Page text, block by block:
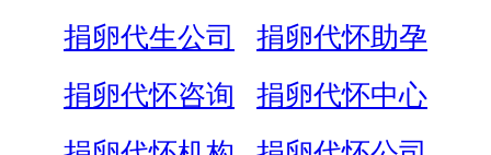
捐卵代生公司
捐卵代怀助孕
捐卵代怀咨询
捐卵代怀中心